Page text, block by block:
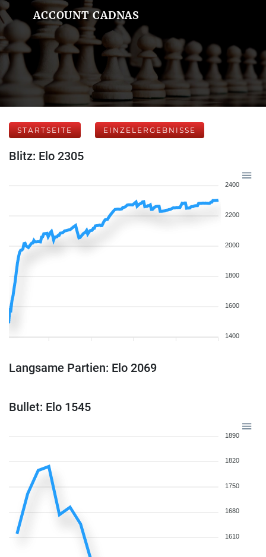
ACCOUNT CADNAS
STARTSEITE EINZELERGEBNISSE
Blitz: Elo 2305
2400
2200
2000
1800
1600
1400
Langsame Partien: Elo 2069
Bullet: Elo 1545
1890
1820
1750
1680
1610